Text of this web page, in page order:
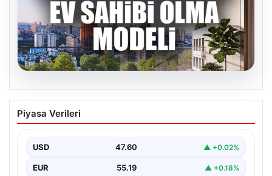
05.08.2026
DAP Yapı’dan Yenilikçi Bir Adım: Emlak
Konut Güvencesiyle Kendi Kendini
Hayata Geçiyor
Gayrimenkul sektöründe prestijli ve yenilikçi
projeleriyle tanınan DAP Gayrimenkul Geliştirme, dikkat
Piyasa Verileri
USD 47.60 ▲ +0.02%
EUR 55.19 ▲ +0.18%